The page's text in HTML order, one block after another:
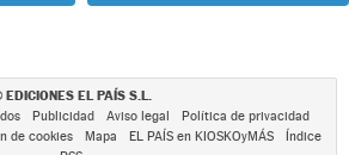
EDICIONES EL PAÍS S.L.
Publicidad Aviso legal
Política de privacidad
de cookies Mapa EL PAÍS en KIOSKOyMÁS
Índice